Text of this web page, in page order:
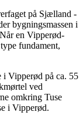
på Sjælland -
bygningsmassen i
en Vipperød-
fundament,
i Vipperød på ca. 55
ved
omkring Tuse
i Vipperød.